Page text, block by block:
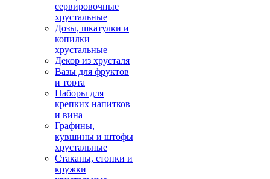
сервировочные
хрустальные
Дозы, шкатулки и
копилки
хрустальные
Декор из хрусталя
Вазы для фруктов
и торта
Наборы для
крепких напитков
и вина
Графины,
кувшины и штофы
хрустальные
Стаканы, стопки и
кружки